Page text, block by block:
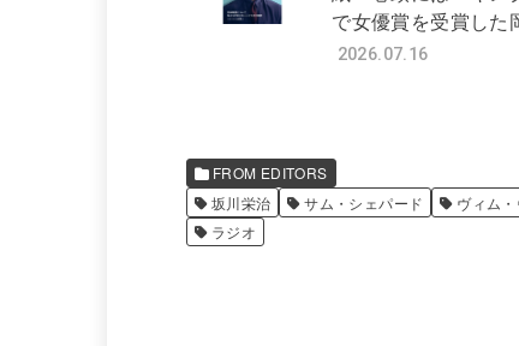
で女優賞を受賞した
2026.07.16
FROM EDITORS
坂川栄治
サム・シェパード ヴィム
ラジオ